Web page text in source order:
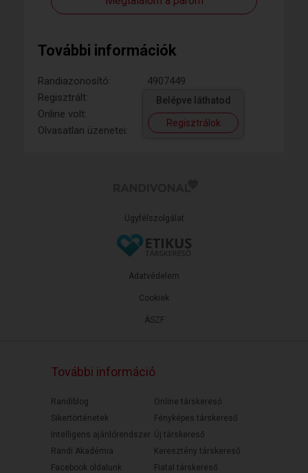
További információk
Randiazonosító:
4907449
Regisztrált:
Online volt:
Olvasatlan üzenetei:
Belépve láthatod
Regisztrálok
Ügyfélszolgálat
ÁSZF
Adatvédelem
Cookiek
További információ
Randiblog
Sikertörténetek
Intelligens ajánlórendszer
Randi Akadémia
Facebook oldalunk
Online társkereső
Fényképes társkereső
Új társkereső
Keresztény társkereső
Fiatal társkereső